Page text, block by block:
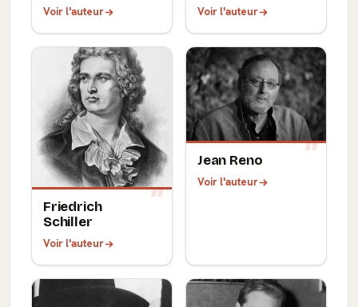
Voir l'auteur Voir l'auteur
Friedrich
Schiller
Voir l'auteur
Jean Reno
Voir l'auteur